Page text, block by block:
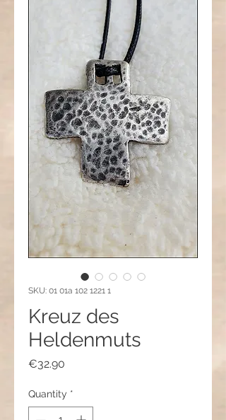
SKU: 01 01a 102 1221 1
Kreuz des
Heldenmuts
€32.90
Quantity *